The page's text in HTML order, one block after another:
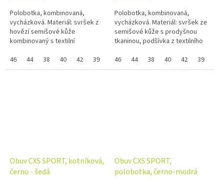
Polobotka, kombinovaná,
vycházková. Materiál: svršek z
hovězí semišové kůže
kombinovaný s textilní
prodyšného textilního materiálu,
phylonová podešev....
46 44 38 40 42 39 41 43 45
Polobotka, kombinovaná,
vycházková. Materiál: svršek ze
semišové kůže s prodyšnou
tkaninou, podšívka z textilního
kombinovaná s EVA materiálem.
Pokud...
46 44 38 40 42 39
Obuv CXS SPORT, kotníková,
černo - šedá
Obuv CXS SPORT,
polobotka, černo-modrá